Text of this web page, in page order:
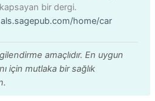
bir dergi.
home/car
amaçlıdır. En uygun
için mutlaka bir sağlık